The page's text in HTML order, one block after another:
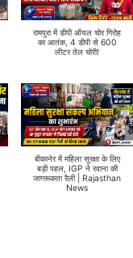
रामपुरा में डीपी ऑयल चोर गिरोह
का आतंक, 4 डीपी से 600
लीटर तेल चोरी!
बीकानेर में महिला सुरक्षा के लिए
बड़ी पहल, IGP ने रवाना की
जागरूकता रैली | Rajasthan
News